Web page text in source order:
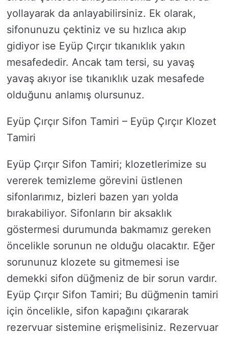
yollayarak da anlayabilirsiniz. Ek olarak,
sifonunuzu çektiniz ve su hızlıca akıp
gidiyor ise Eyüp Çırçır tıkanıklık yakın
mesafededir. Ancak tam tersi, su yavaş
yavaş akıyor ise tıkanıklık uzak mesafede
olduğunu anlamış olursunuz.
Eyüp Çırçır Sifon Tamiri – Eyüp Çırçır Klozet
Tamiri
Eyüp Çırçır Sifon Tamiri; klozetlerimize su
vererek temizleme görevini üstlenen
sifonlarımız, bizleri bazen yarı yolda
bırakabiliyor. Sifonların bir aksaklık
göstermesi durumunda bakmamız gereken
öncelikle sorunun ne olduğu olacaktır. Eğer
sorununuz klozete su gitmemesi ise
demekki sifon düğmeniz de bir sorun vardır.
Eyüp Çırçır Sifon Tamiri; Bu düğmenin tamiri
için öncelikle, sifon kapağını çıkararak
rezervuar sistemine erişmelisiniz. Rezervuar